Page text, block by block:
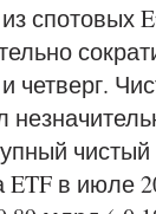
спотовых
четверг.
чистый
ETF в июле